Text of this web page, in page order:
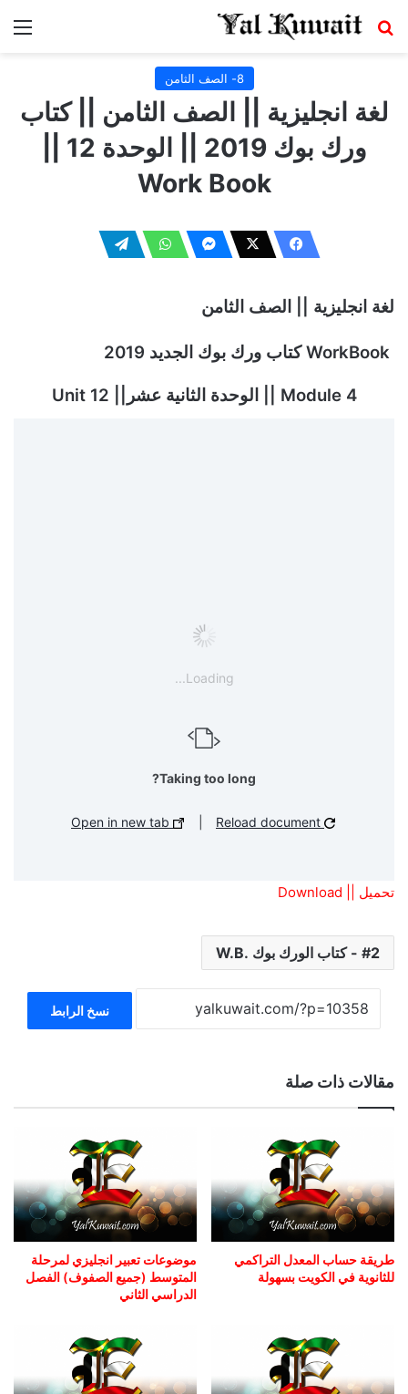
بحث عن
8- الصف الثامن
لغة انجليزية || الصف الثامن || كتاب
Work Book
لغة انجليزية || الصف الثامن
WorkBook كتاب ورك بوك الجديد 2019
Module 4 || الوحدة الثانية عشر|| 12 Unit
Loading...
Taking too long?
تحميل || Download
2 - كتاب الورك بوك .W.B
نسخ الرابط
مقالات ذات صلة
طريقة حساب المعدل التراكمي
للثانوية في الكويت بسهولة
موضوعات تعبير انجليزي لمرحلة
المتوسط (جميع الصفوف) الفصل
الدراسي الثاني